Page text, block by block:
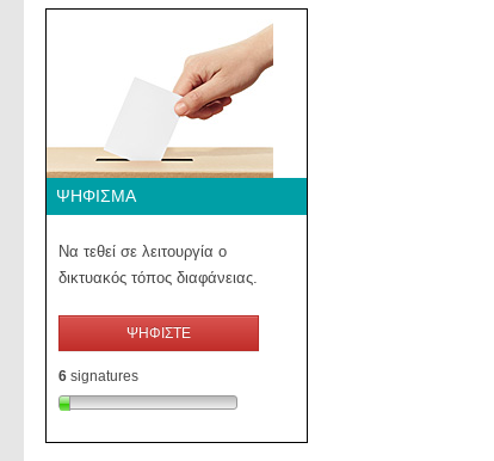
ΨΉΦΙΣΜΑ
Να τεθεί σε λειτουργία ο
δικτυακός τόπος διαφάνειας.
ΨΗΦΙΣΤΕ
6 signatures